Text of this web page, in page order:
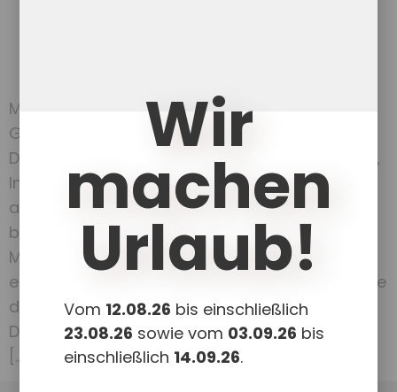
Mit der Comic-Mappe können kleine
Geschichten erzählt und visualisiert werden.
Damit können soziale Zusammenhänge erklärt,
Interaktionen verdeutlicht oder Konflikte
aufgearbeitet werden. Diese Mappe kommt
besonders dann zum Einsatz, wenn es
Menschen schwer fällt, andere Perspektiven
einzunehmen und sich vorzustellen, was andere
denken, fühlen oder welche Motive sie haben.
Der Einsatz von Denkblasen ermöglichst es, in
[…]
Wir
machen
Urlaub!
Vom 12.08.26 bis einschließlich
23.08.26 sowie vom 03.09.26 bis
einschließlich 14.09.26.